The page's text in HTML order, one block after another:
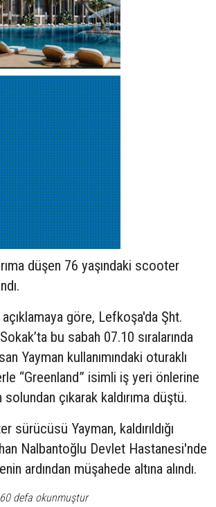
düşen 76 yaşındaki scooter
göre, Lefkoşa'da Şht.
bu sabah 07.10 sıralarında
Yayman kullanımındaki oturaklı
“Greenland” isimli iş yeri önlerine
çıkarak kaldırıma düştü.
sürücüsü Yayman, kaldırıldığı
Nalbantoğlu Devlet Hastanesi'nde
ardından müşahede altına alındı.
defa okunmuştur